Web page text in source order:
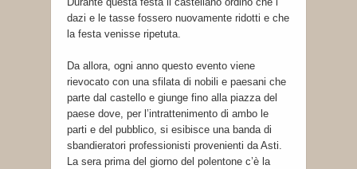
dazi e le tasse fossero nuovamente ridotti e che
la festa venisse ripetuta.
Da allora, ogni anno questo evento viene
rievocato con una sfilata di nobili e paesani che
parte dal castello e giunge fino alla piazza del
paese dove, per l’intrattenimento di ambo le
parti e del pubblico, si esibisce una banda di
sbandieratori professionisti provenienti da Asti.
La sera prima del giorno del polentone c’è la